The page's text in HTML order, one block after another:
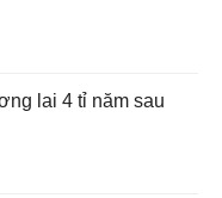
lai 4 tỉ năm sau